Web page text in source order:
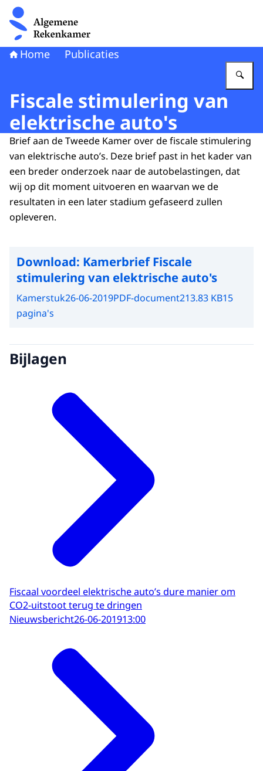
Naar de homepage van Algemene Rekenkamer
Home Publicaties
Fiscale stimulering van
elektrische auto's
Brief aan de Tweede Kamer over de fiscale stimulering
van elektrische auto’s. Deze brief past in het kader van
een brederonderzoek naar de autobelastingen, dat
wij op dit moment uitvoeren en waarvan we de
resultaten in een later stadium gefaseerd zullen
opleveren.
Download: Kamerbrief Fiscale
stimulering van elektrische auto's
Kamerstuk26-06-2019PDF-document213.83 KB15
pagina's
Bijlagen
Fiscaal voordeel elektrische auto’s dure manier om
CO2-uitstoot terug te dringen
Nieuwsbericht26-06-201913:00